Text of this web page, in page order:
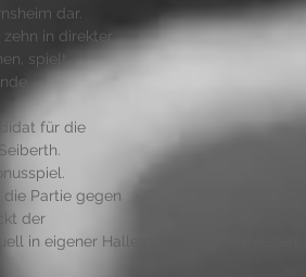
dar.
zehn in direkter
spielt
für die
die Partie gegen
der
in eigener Halle gegen den Vorletzten.